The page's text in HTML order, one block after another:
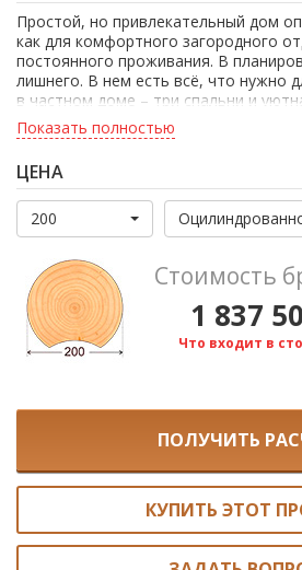
Простой, но привлекательный дом
как для комфортного загородного
постоянного проживания. В
лишнего. В нем есть всё, что нужно
в частном доме – три спальни и
Также в данном проекте
которая послужит отличным
фасаде гарантируют хорошее
Показать полностью
ЦЕНА
200
Стоимость
1 837
Что входит в
ПОЛУЧИТЬ
КУПИТЬ ЭТОТ